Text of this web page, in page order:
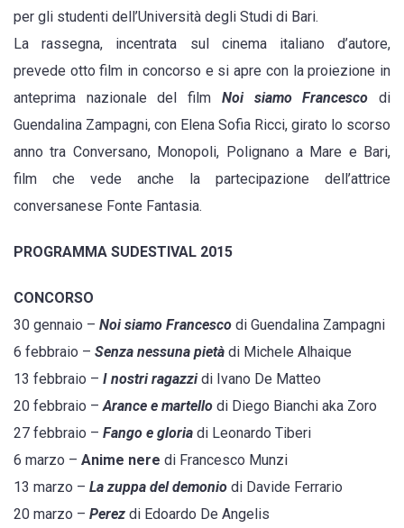
per gli studenti dell’Università degli Studi di Bari.
La rassegna, incentrata sul cinema italiano d’autore,
prevede otto film in concorso e si apre con la proiezione in
anteprima nazionale del film Noi siamo Francesco
di
Guendalina Zampagni, con Elena Sofia Ricci, girato lo scorso
anno tra Conversano, Monopoli, Polignano a Mare e Bari,
film che vede anche la partecipazione dell’attrice
conversanese Fonte Fantasia.
PROGRAMMA SUDESTIVAL 2015
CONCORSO
30 gennaio – Noi siamo Francesco di Guendalina Zampagni
6 febbraio – Senza nessuna pietà di Michele Alhaique
13 febbraio – I nostri ragazzidi Ivano De Matteo
20 febbraio –Arance e martello di Diego Bianchi aka Zoro
27 febbraio – Fango e gloria di Leonardo Tiberi
6 marzo – Anime nere di Francesco Munzi
13 marzo – La zuppa del demonio di Davide Ferrario
20 marzo – Perez di Edoardo De Angelis